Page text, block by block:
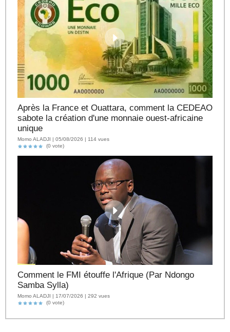
Après la France et Ouattara, comment la CEDEAO
sabote la création d'une monnaie ouest-africaine
unique
Momo ALADJI | 05/08/2026 | 114 vues
(0 vote)
Comment le FMI étouffe l'Afrique (Par Ndongo
Samba Sylla)
Momo ALADJI | 17/07/2026 | 292 vues
(0 vote)